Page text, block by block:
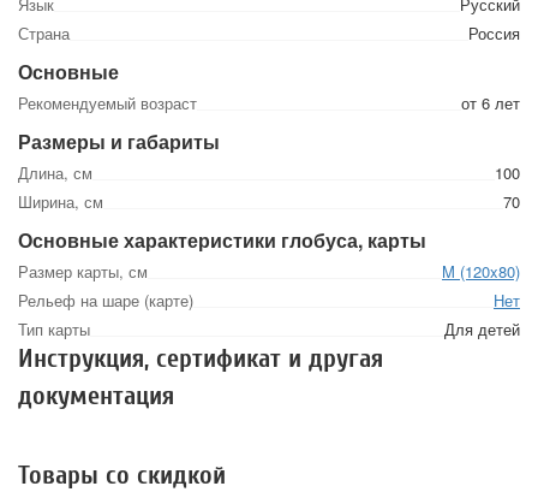
Страна
Россия
Основные
Рекомендуемый возраст от 6 лет
Размеры и габариты
Длина, см
100
Ширина, см
70
Основные характеристики глобуса, карты
Размер карты, см
M (120x80)
Рельеф на шаре (карте)
Нет
Тип карты
Для детей
Инструкция, сертификат и другая
документация
Товары со скидкой